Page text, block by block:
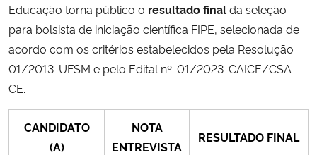
Ministério do Meio Ambiente
Ministério do Turismo
Ministério do Desenvolvimento Regional
Controladoria-Geral da União
Educação torna público o resultado finalda seleção
para bolsista de iniciação científica FIPE, selecionada de
acordo com os critérios estabelecidos pela Resolução
01/2013-UFSM e pelo Edital nº. 01/2023-CAICE/CSA-
CE.
CANDIDATO
(A)
NOTA
ENTREVISTA
RESULTADO FINAL